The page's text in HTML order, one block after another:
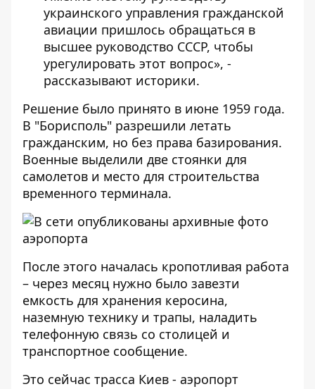
украинского управления гражданской
авиации пришлось обращаться в
высшее руководство СССР, чтобы
урегулировать этот вопрос», -
рассказывают историки.
Решение было принято в июне 1959 года.
В "Борисполь" разрешили летать
гражданским, но без права базирования.
Военные выделили две стоянки для
самолетов и место для строительства
временного терминала.
После этого началась кропотливая работа
– через месяц нужно было завезти
емкость для хранения керосина,
наземную технику и трапы, наладить
телефонную связь со столицей и
транспортное сообщение.
Это сейчас трасса Киев - аэропорт